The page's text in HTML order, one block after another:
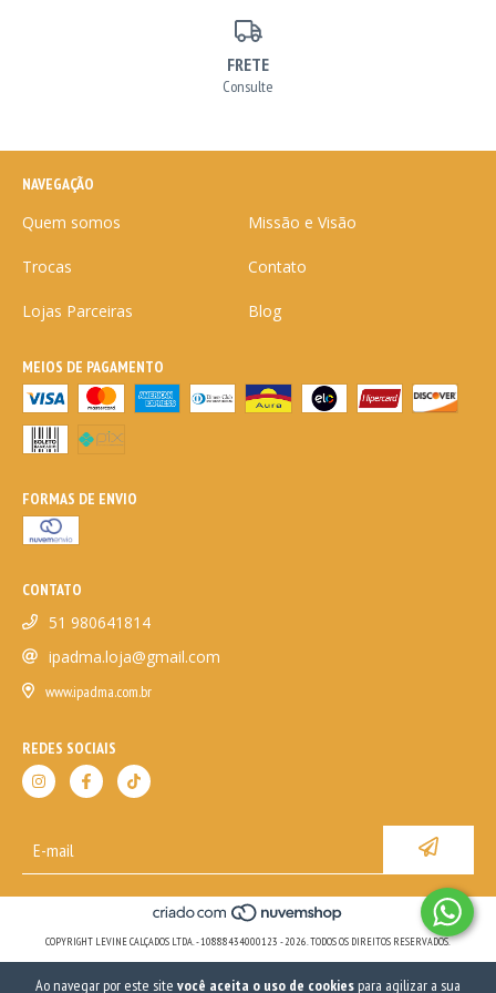
Ao navegar por este site você aceita o uso de cookies para agilizar a sua
FRETE
Consulte
NAVEGAÇÃO
Quem somos Missão e Visão
Trocas Contato
Lojas Parceiras Blog
MEIOS DE PAGAMENTO
FORMAS DE ENVIO
CONTATO
51 980641814
ipadma.loja@gmail.com
www.ipadma.com.br
REDES SOCIAIS
COPYRIGHT LEVINE CALÇADOS LTDA. - 10888434000123 - 2026. TODOS OS DIREITOS RESERVADOS.